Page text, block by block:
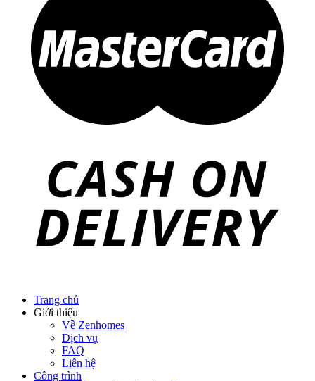
Trang chủ
Giới thiệu
Về Zenhomes
Dịch vụ
FAQ
Liên hệ
Công trình